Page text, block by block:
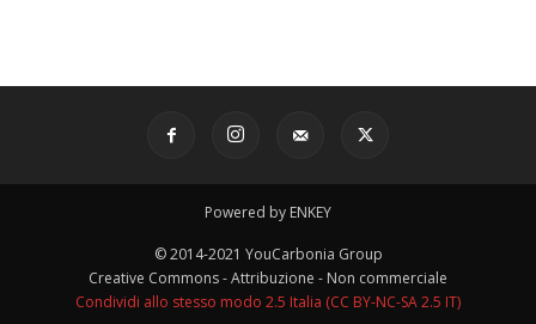
Powered by ENKEY
© 2014-2021 YouCarbonia Group
Creative Commons - Attribuzione - Non commerciale
Condividi allo stesso modo 2.5 Italia (CC BY-NC-SA 2.5 IT)